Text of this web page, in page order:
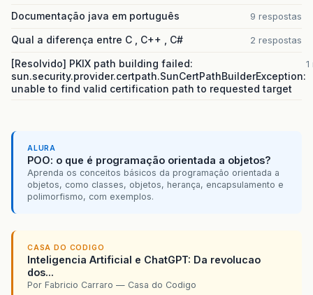
Documentação java em português 9 respostas
Qual a diferença entre C , C++ , C# 2 respostas
[Resolvido] PKIX path building failed:
sun.security.provider.certpath.SunCertPathBuilderException:
unable to find valid certification path to requested target
ALURA
POO: o que é programação orientada a objetos?
Aprenda os conceitos básicos da programação orientada a
objetos, como classes, objetos, herança, encapsulamento e
polimorfismo, com exemplos.
CASA DO CODIGO
Inteligencia Artificial e ChatGPT: Da revolucao
dos...
Por Fabricio Carraro — Casa do Codigo